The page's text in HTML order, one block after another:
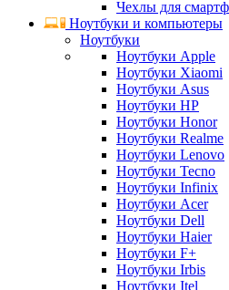
Чехлы для
Ноутбуки и компьютеры
Ноутбуки
Ноутбуки Apple
Ноутбуки Xiaomi
Ноутбуки Asus
Ноутбуки HP
Ноутбуки Honor
Ноутбуки Realme
Ноутбуки Lenovo
Ноутбуки Tecno
Ноутбуки Infinix
Ноутбуки Acer
Ноутбуки Dell
Ноутбуки Haier
Ноутбуки F+
Ноутбуки Irbis
Ноутбуки Itel